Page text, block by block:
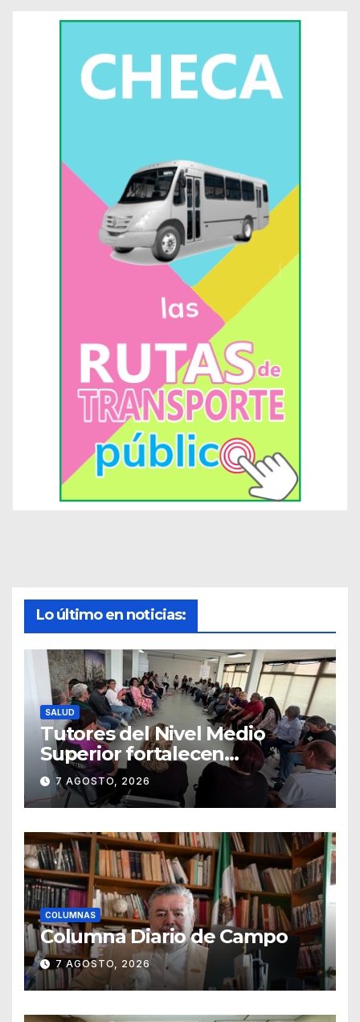
Lo último en noticias:
SALUD
Tutores del Nivel Medio
Superior fortalecen
estrategias para la
prevención de la violencia en
el noviazgo
7 AGOSTO, 2026
COLUMNAS
Columna Diario de Campo
7 AGOSTO, 2026